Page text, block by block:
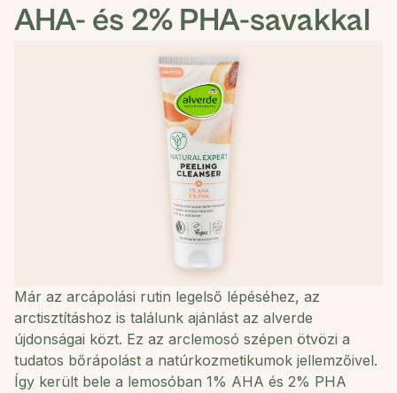
AHA- és 2% PHA-savakkal
Már az arcápolási rutin legelső lépéséhez, az
arctisztításhoz is találunk ajánlást az alverde
újdonságai közt. Ez az arclemosó szépen ötvözi a
tudatos bőrápolást a natúrkozmetikumok jellemzőivel.
Így került bele a lemosóban 1% AHA és 2% PHA